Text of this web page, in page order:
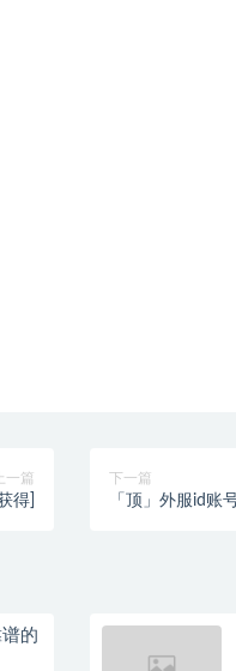
上一篇
得]
下一篇
「顶」外服id账
的